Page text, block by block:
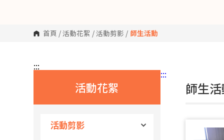
首頁 /活動花絮 /活動剪影 / 師生活動
:::
活動花絮
活動剪影
:::
師生